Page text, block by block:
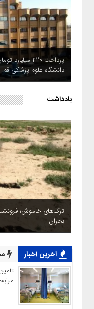
پرداخت ۲۲۰
دانشگاه علوم پزشکی قم
یادداشت
ترک‌های خاموش؛
بحران
آخرین اخبار